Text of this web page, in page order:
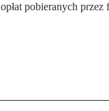
pobieranych przez